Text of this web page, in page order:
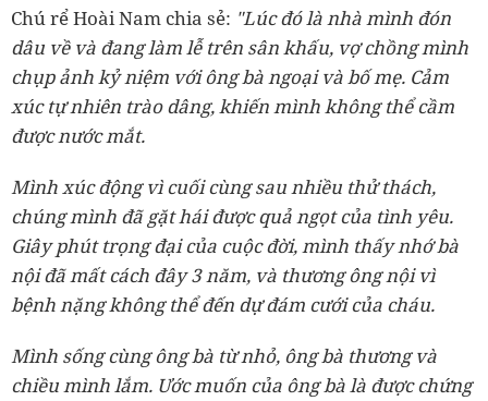
Chú rể Hoài Nam chia sẻ: "Lúc đó là nhà mình đón
dâu về và đang làm lễ trên sân khấu, vợ chồng mình
chụp ảnh kỷ niệm với ông bà ngoại và bố mẹ. Cảm
xúc tự nhiên trào dâng, khiến mình không thể cầm
được nước mắt.
Mình xúc động vì cuối cùng sau nhiều thử thách,
chúng mình đã gặt hái được quả ngọt của tình yêu.
Giây phút trọng đại của cuộc đời, mình thấy nhớ bà
nội đã mất cách đây 3 năm, và thương ông nội vì
bệnh nặng không thể đến dự đám cưới của cháu.
Mình sống cùng ông bà từ nhỏ, ông bà thương và
chiều mình lắm. Ước muốn của ông bà là được chứng